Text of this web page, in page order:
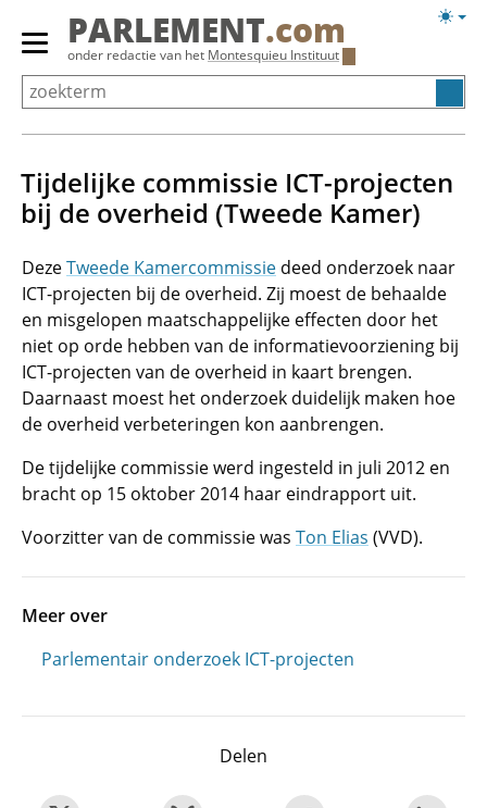
Overslaan
Primair
menu
tonen/verbergen
PARLEMENT.com
onder redactie van het Montesquieu Instituut
Tijdelijke commissie ICT-projecten
bij de overheid (Tweede Kamer)
DezeTweede Kamercommissie deed onderzoek naar
ICT-projecten bij de overheid. Zij moest de behaalde
en misgelopen maatschappelijke effecten door het
niet op orde hebben van de informatievoorziening bij
ICT-projecten van de overheid in kaart brengen.
Daarnaast moest het onderzoek duidelijk maken hoe
de overheid verbeteringen kon aanbrengen.
De tijdelijke commissie werd ingesteld in juli 2012 en
bracht op 15 oktober 2014 haar eindrapport uit.
Voorzitter van de commissie was Ton Elias (VVD).
Meer over
Parlementair onderzoek ICT-projecten
Delen